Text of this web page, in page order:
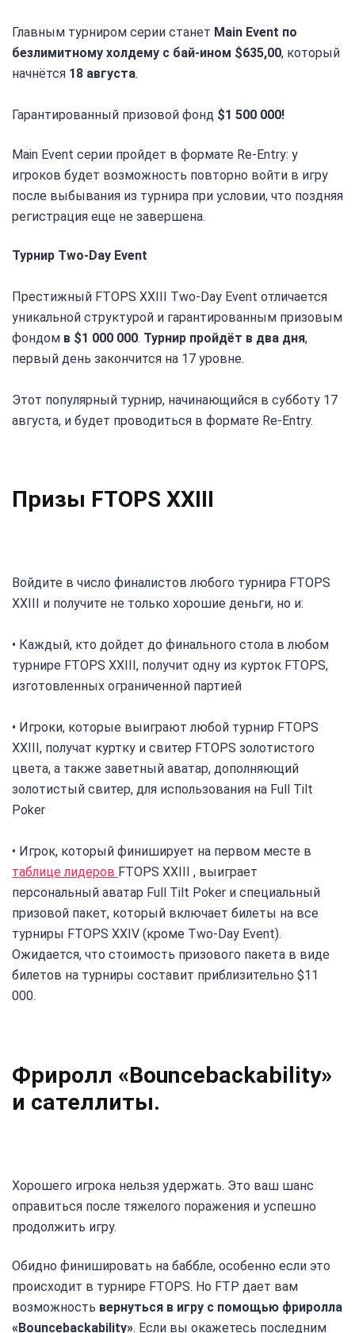
Главным турниром серии станет Main Event по
безлимитному холдему с бай-ином $635,00, который
начнётся 18 августа.
Гарантированный призовой фонд $1 500 000!
Main Event серии пройдет в формате Re-Entry: у
игроков будет возможность повторно войти в игру
после выбывания из турнира при условии, что поздняя
регистрация еще не завершена.
Турнир Two-Day Event
Престижный FTOPS XXIII Two-Day Event отличается
уникальной структурой и гарантированным призовым
фондом в $1 000 000. Турнир пройдёт в два дня,
первый день закончится на 17 уровне.
Этот популярный турнир, начинающийся в субботу 17
августа, и будет проводиться в формате Re-Entry.
Призы FTOPS XXIII
Войдите в число финалистов любого турнира FTOPS
XXIII и получите не только хорошие деньги, но и:
• Каждый, кто дойдет до финального стола в любом
турнире FTOPS XXIII, получит одну из курток FTOPS,
изготовленных ограниченной партией
• Игроки, которые выиграют любой турнир FTOPS
XXIII, получат куртку и свитер FTOPS золотистого
цвета, а также заветный аватар, дополняющий
золотистый свитер, для использования на Full Tilt
Poker
• Игрок, который финиширует на первом месте в
таблице лидеров FTOPS XXIII , выиграет
персональный аватар Full Tilt Poker и специальный
призовой пакет, который включает билеты на все
турниры FTOPS XXIV (кроме Two-Day Event).
Ожидается, что стоимость призового пакета в виде
билетов на турниры составит приблизительно $11
000.
Фриролл «Bouncebackability»
и сателлиты.
Хорошего игрока нельзя удержать. Это ваш шанс
оправиться после тяжелого поражения и успешно
продолжить игру.
Обидно финишировать на баббле, особенно если это
происходит в турнире FTOPS. Но FTP дает вам
возможность вернуться в игру с помощью фриролла
«Bouncebackability». Если вы окажетесь последним